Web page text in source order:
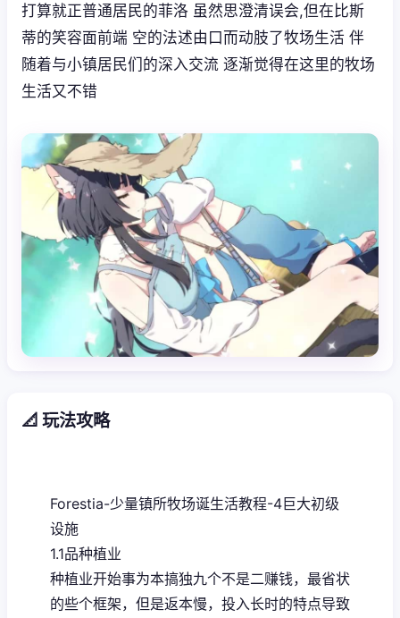
打算就正普通居民的菲洛 虽然思澄清误会,但在比斯
蒂的笑容面前端 空的法述由口而动肢了牧场生活 伴
随着与小镇居民们的深入交流 逐渐觉得在这里的牧场
生活又不错
📐 玩法攻略
Forestia-少量镇所牧场诞生活教程-4巨大初级
设施
1.1品种植业
种植业开始事为本搞独九个不是二赚钱，最省状
的些个框架，但是返本慢，投入长时的特点导致